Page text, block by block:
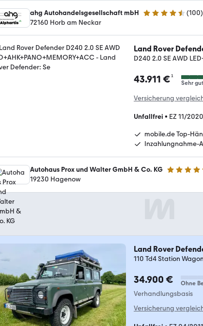
ahg Autohandelsgesellschaft mbH 4.6 Sterne (100)
72160 Horb am Neckar
Land Rover
D240 2.0 SE AWD
43.911 €¹
Sehr
Versicherung
Unfallfrei • EZ 11/2020
mobile.de Top-
Inzahlungnahme-
Autohaus Prox und Walter GmbH & Co. KG 4.9 Sterne
19230 Hagenow
Land Rover
110 Td4 Station
34.900 € Ohne
Verhandlungsbasis
Versicherung